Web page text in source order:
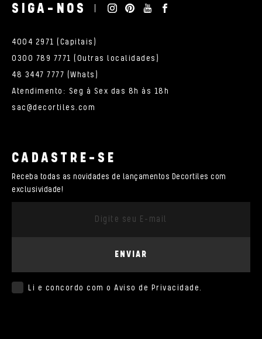
SIGA-NOS
4004 2971 (Capitais)
0300 789 7771 (Outras localidades)
48 3447 7777 (Whats)
Atendimento: Seg à Sex das 8h às 18h
sac@decortiles.com
CADASTRE-SE
Receba todas as novidades de lançamentos Decortiles com
exclusividade!
ENVIAR
Li e concordo com o Aviso de Privacidade.